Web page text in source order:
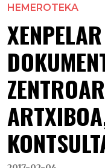
HEMEROTEKA
XENPELAR